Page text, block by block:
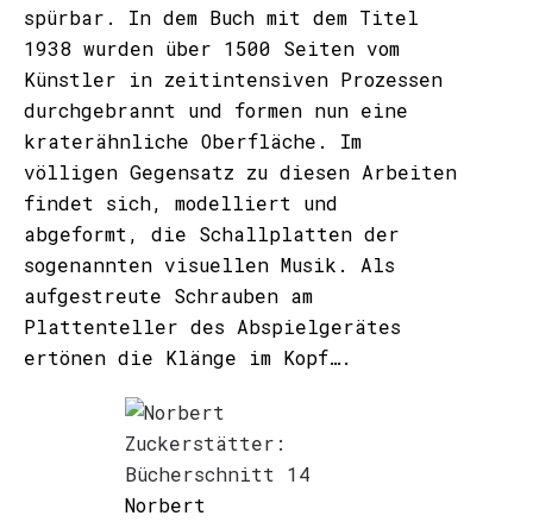
spürbar. In dem Buch mit dem Titel
1938 wurden über 1500 Seiten vom
Künstler in zeitintensiven Prozessen
durchgebrannt und formen nun eine
kraterähnliche Oberfläche. Im
völligen Gegensatz zu diesen Arbeiten
findet sich, modelliert und
abgeformt, die Schallplatten der
sogenannten visuellen Musik. Als
aufgestreute Schrauben am
Plattenteller des Abspielgerätes
ertönen die Klänge im Kopf….
Norbert